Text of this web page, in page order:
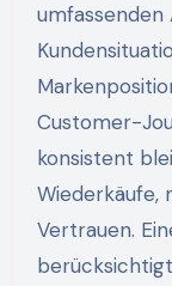
umfassenden
Customer-
konsistent
Wiederkäufe,
Vertrauen.